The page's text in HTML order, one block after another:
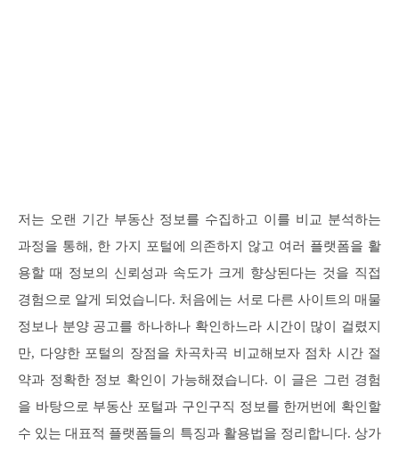
저는 오랜 기간 부동산 정보를 수집하고 이를 비교 분석하는
과정을 통해, 한 가지 포털에 의존하지 않고 여러 플랫폼을 활
용할 때 정보의 신뢰성과 속도가 크게 향상된다는 것을 직접
경험으로 알게 되었습니다. 처음에는 서로 다른 사이트의 매물
정보나 분양 공고를 하나하나 확인하느라 시간이 많이 걸렸지
만, 다양한 포털의 장점을 차곡차곡 비교해보자 점차 시간 절
약과 정확한 정보 확인이 가능해졌습니다. 이 글은 그런 경험
을 바탕으로 부동산 포털과 구인구직 정보를 한꺼번에 확인할
수 있는 대표적 플랫폼들의 특징과 활용법을 정리합니다. 상가